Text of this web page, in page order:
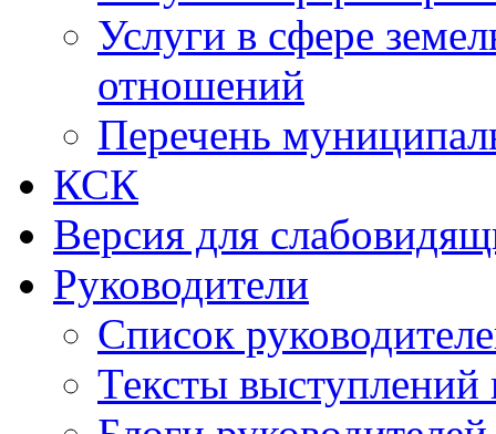
Услуги в сфере
отношений
Перечень
КСК
Версия для
Руководители
Список
Тексты выступлений